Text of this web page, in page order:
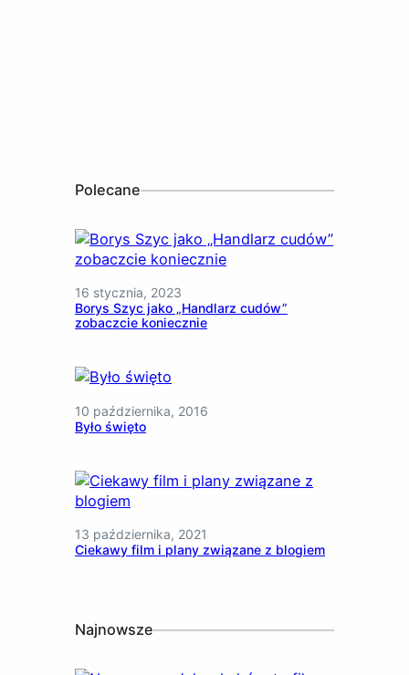
Polecane
16 stycznia, 2023
Borys Szyc jako „Handlarz cudów”
zobaczcie koniecznie
10 października, 2016
Było święto
13 października, 2021
Ciekawy film i plany związane z blogiem
Najnowsze